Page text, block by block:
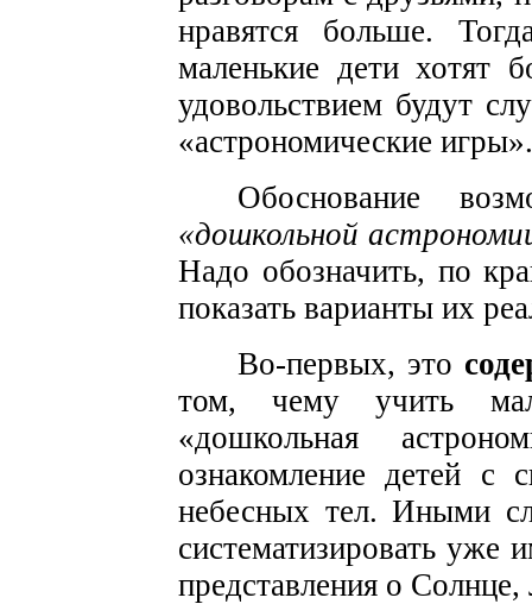
нравятся больше.
маленькие дети хотят
удовольствием будут
«астрономические игры».
Обоснование
«дошкольной
Надо обозначить, по
показать варианты их
Во-первых, это
том, чему учить
«дошкольная
ознакомление детей с
небесных тел. Иными
систематизировать уже
представления о Солнце,